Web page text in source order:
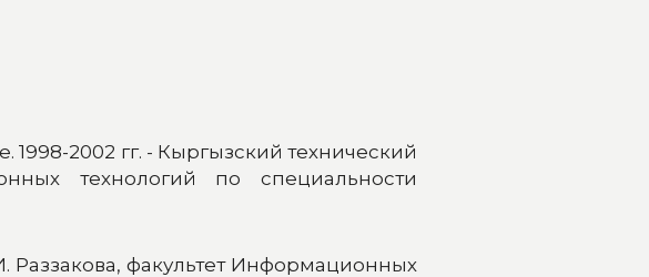
1998-2002 гг. - Кыргызский технический
технологий по специальности
Раззакова, факультет Информационных